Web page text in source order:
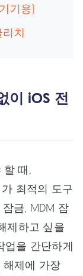
기용)
치
이 iOS 전
때,
가 최적의 도구
금, MDM 잠
제하고 싶을
업을 간단하게
해제에 가장